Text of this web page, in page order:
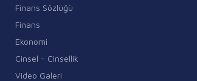
Finans Sözlüğü
Finans
Ekonomi
Cinsel - Cinsellik
Video Galeri